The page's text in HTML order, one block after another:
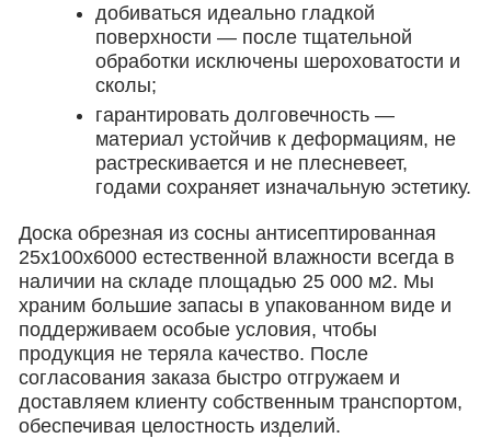
добиваться идеально гладкой
поверхности — после тщательной
обработки исключены шероховатости и
сколы;
гарантировать долговечность —
материал устойчив к деформациям, не
растрескивается и не плесневеет,
годами сохраняет изначальную эстетику.
Доска обрезная из сосны антисептированная
25х100х6000 естественной влажности всегда в
наличии на складе площадью 25 000 м2. Мы
храним большие запасы в упакованном виде и
поддерживаем особые условия, чтобы
продукция не теряла качество. После
согласования заказа быстро отгружаем и
доставляем клиенту собственным транспортом,
обеспечивая целостность изделий.